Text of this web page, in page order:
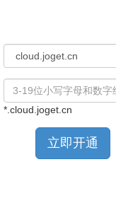
*.cloud.joget.cn
立即开通